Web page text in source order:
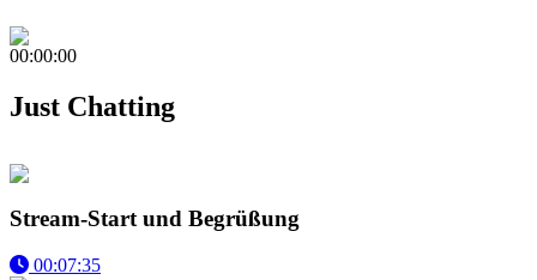
00:00:00
Just Chatting
Stream-Start und Begrüßung
00:07:35